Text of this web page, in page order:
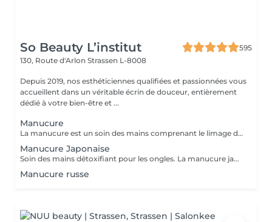
So Beauty L’institut
595
130, Route d'Arlon Strassen L-8008
Depuis 2019, nos esthéticiennes qualifiées et passionnées vous
accueillent dans un véritable écrin de douceur, entièrement
dédié à votre bien-être et ...
Manucure
La manucure est un soin des mains comprenant le limage des ongles, la pousse et la coupe des cuticules, gommage, massage avec crème de soin et application d'un vernis transparent si désiré.
Manucure Japonaise
Soin des mains détoxifiant pour les ongles. La manucure japonaise consiste à polir et nettoyer les ongles en profondeur pour ensuite les nourrir avec une pâte à base de cire d'abeille qui va oxygéner l'ongle. L'ongle ressort brillant naturellement et pour une durée de 3 semaines. Comprend le limage des ongles, la pousse et la coupe des cuticules, polissage, application de la pâte à base de cire d'abeille et de la poudre fixante, gommage, massage avec crème de soin et application d'un vernis transparent si désiré.
Manucure russe